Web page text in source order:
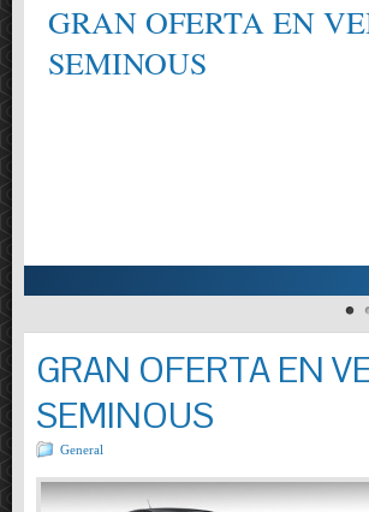
GRAN OFERTA EN
SEMINOUS
GRAN OFERTA EN
SEMINOUS
General